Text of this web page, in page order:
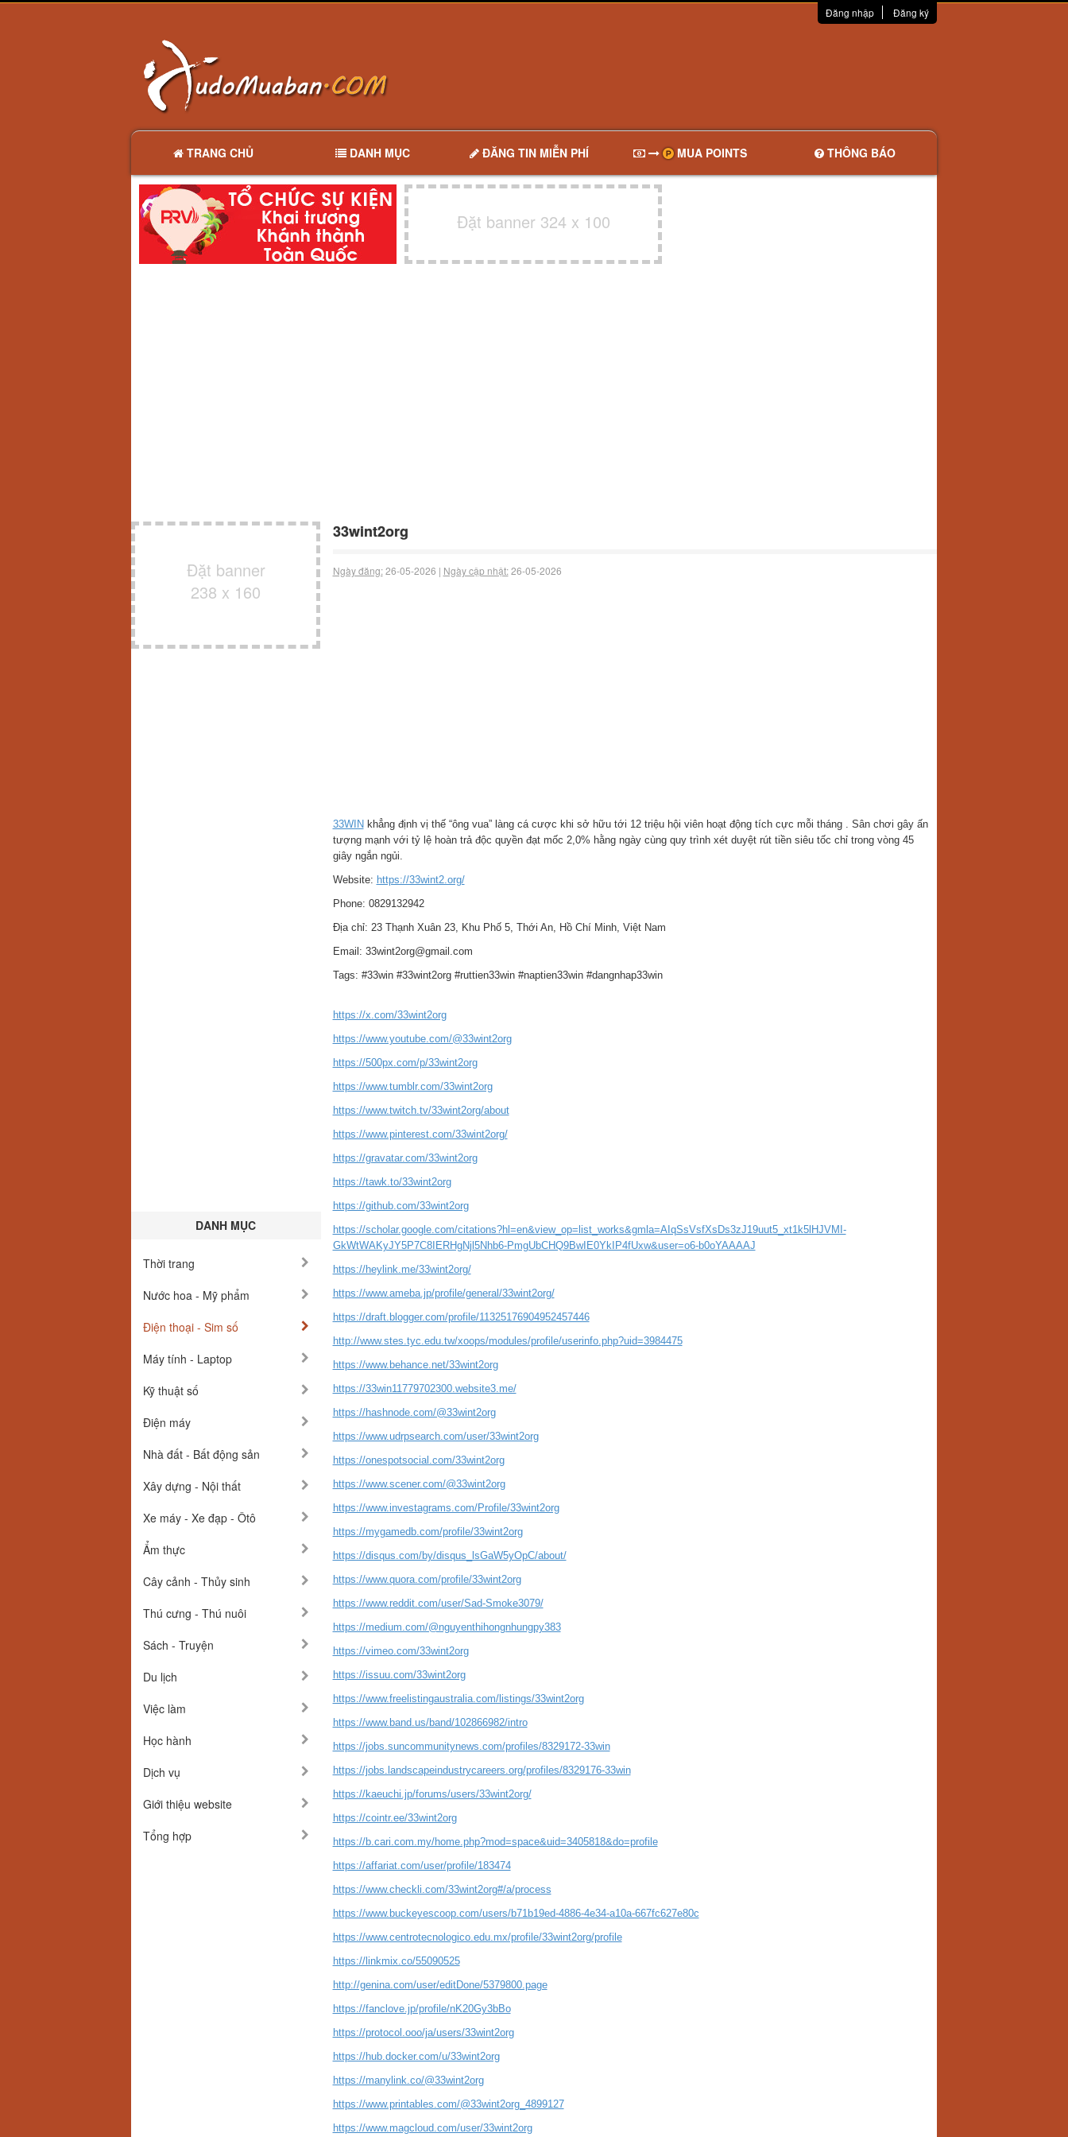
Đăng nhập Đăng ký
TRANG CHỦ DANH MỤC ĐĂNG TIN MIỄN PHÍ MUA POINTS THÔNG BÁO
Đặt banner 324 x 100
Đặt banner
238 x 160
DANH MỤC
Thời trang
Nước hoa - Mỹ phẩm
Điện thoại - Sim số
Máy tính - Laptop
Kỹ thuật số
Điện máy
Nhà đất - Bất động sản
Xây dựng - Nội thất
Xe máy - Xe đạp - Ôtô
Ẩm thực
Cây cảnh - Thủy sinh
Thú cưng - Thú nuôi
Sách - Truyện
Du lịch
Việc làm
Học hành
Dịch vụ
Giới thiệu website
Tổng hợp
33wint2org
Ngày đăng:26-05-2026 | Ngày cập nhật:26-05-2026
33WIN khẳng định vị thế “ông vua” làng cá cược khi sở hữu tới 12 triệu hội viên hoạt động tích cực mỗi tháng . Sân chơi gây ấn
tượng mạnh với tỷ lệ hoàn trả độc quyền đạt mốc 2,0% hằng ngày cùng quy trình xét duyệt rút tiền siêu tốc chỉ trong vòng 45
giây ngắn ngủi.
Website: https://33wint2.org/
Phone: 0829132942
Địa chỉ: 23 Thạnh Xuân 23, Khu Phố 5, Thới An, Hồ Chí Minh, Việt Nam
Email: 33wint2org@gmail.com
Tags: #33win #33wint2org #ruttien33win #naptien33win #dangnhap33win
https://x.com/33wint2org
https://www.youtube.com/@33wint2org
https://500px.com/p/33wint2org
https://www.tumblr.com/33wint2org
https://www.twitch.tv/33wint2org/about
https://www.pinterest.com/33wint2org/
https://gravatar.com/33wint2org
https://tawk.to/33wint2org
https://github.com/33wint2org
https://scholar.google.com/citations?hl=en&view_op=list_works&gmla=AIqSsVsfXsDs3zJ19uut5_xt1k5lHJVMI-
GkWtWAKyJY5P7C8IERHgNjl5Nhb6-PmgUbCHQ9BwIE0YkIP4fUxw&user=o6-b0oYAAAAJ
https://heylink.me/33wint2org/
https://www.ameba.jp/profile/general/33wint2org/
https://draft.blogger.com/profile/11325176904952457446
http://www.stes.tyc.edu.tw/xoops/modules/profile/userinfo.php?uid=3984475
https://www.behance.net/33wint2org
https://33win11779702300.website3.me/
https://hashnode.com/@33wint2org
https://www.udrpsearch.com/user/33wint2org
https://onespotsocial.com/33wint2org
https://www.scener.com/@33wint2org
https://www.investagrams.com/Profile/33wint2org
https://mygamedb.com/profile/33wint2org
https://disqus.com/by/disqus_lsGaW5yOpC/about/
https://www.quora.com/profile/33wint2org
https://www.reddit.com/user/Sad-Smoke3079/
https://medium.com/@nguyenthihongnhungpy383
https://vimeo.com/33wint2org
https://issuu.com/33wint2org
https://www.freelistingaustralia.com/listings/33wint2org
https://www.band.us/band/102866982/intro
https://jobs.suncommunitynews.com/profiles/8329172-33win
https://jobs.landscapeindustrycareers.org/profiles/8329176-33win
https://kaeuchi.jp/forums/users/33wint2org/
https://cointr.ee/33wint2org
https://b.cari.com.my/home.php?mod=space&uid=3405818&do=profile
https://affariat.com/user/profile/183474
https://www.checkli.com/33wint2org#/a/process
https://www.buckeyescoop.com/users/b71b19ed-4886-4e34-a10a-667fc627e80c
https://www.centrotecnologico.edu.mx/profile/33wint2org/profile
https://linkmix.co/55090525
http://genina.com/user/editDone/5379800.page
https://fanclove.jp/profile/nK20Gy3bBo
https://protocol.ooo/ja/users/33wint2org
https://hub.docker.com/u/33wint2org
https://manylink.co/@33wint2org
https://www.printables.com/@33wint2org_4899127
https://www.magcloud.com/user/33wint2org